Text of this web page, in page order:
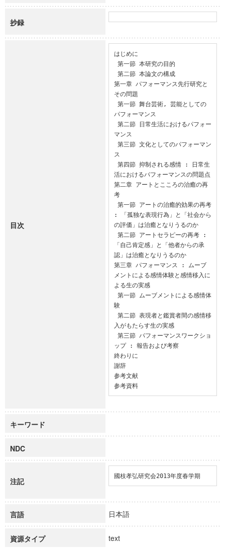
抄録
目次
はじめに
第一章 パフォーマンス先行研究と
その問題
パフォーマンス
マンス
ス
活におけるパフォーマンスの問題点
第二章 アートとこころの治癒の再
考
: 「孤独な表現行為」と「社会から
の評価」は治癒となりうるのか
「自己肯定感」と「他者からの承
認」は治癒となりうるのか
第三章 パフォーマンス : ムーブ
メントによる感情体験と感情移入に
よる生の実感
験
入がもたらす生の実感
ップ : 報告および考察
終わりに
謝辞
参考文献
参考資料
キーワード
NDC
注記
國枝孝弘研究会2013年度春学期
言語 日本語
資源タイプ text